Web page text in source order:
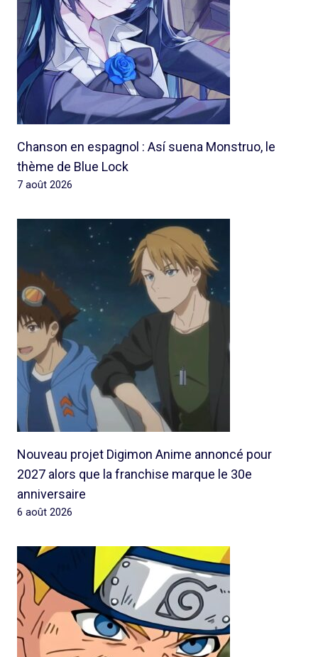
Chanson en espagnol : Así suena Monstruo, le
thème de Blue Lock
7 août 2026
Nouveau projet Digimon Anime annoncé pour
2027 alors que la franchise marque le 30e
anniversaire
6 août 2026